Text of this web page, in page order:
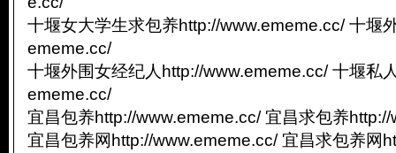
十堰女大学生求包养http://www.ememe.cc/ 十堰
ememe.cc/
十堰外围女经纪人http://www.ememe.cc/ 十堰私
ememe.cc/
宜昌包养http://www.ememe.cc/ 宜昌求包养
宜昌包养网http://www.ememe.cc/ 宜昌求包养网